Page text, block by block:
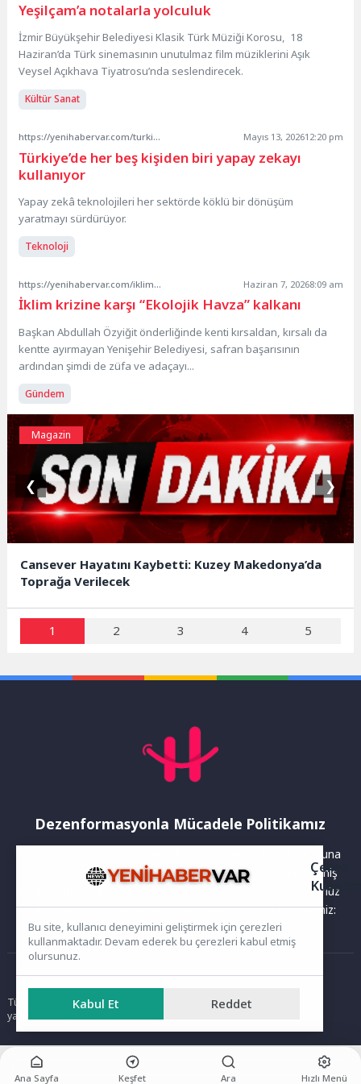
Yeşilçam’a notalarla yolculuk
İzmir Büyükşehir Belediyesi Klasik Türk Müziği Korosu, 18
Haziran’da Türk sinemasının unutulmaz film müziklerini Aşık
Veysel Açıkhava Tiyatrosu’nda seslendirecek.
Kültür Sanat
https://yenihabervar.com/turkiyede-her-bes-kisiden-biri-yapay-zekayi-kullaniyor/ Mayıs 13, 202612:20 pm
Türkiye’de her beş kişiden biri yapay zekayı
kullanıyor
Yapay zekâ teknolojileri her sektörde köklü bir dönüşüm
yaratmayı sürdürüyor.
Teknoloji
https://yenihabervar.com/iklim-krizine-karsi-ekolojik-havza-kalkani/ Haziran 7, 20268:09 am
İklim krizine karşı “Ekolojik Havza” kalkanı
Başkan Abdullah Özyiğit önderliğinde kenti kırsaldan, kırsalı da
kentte ayırmayan Yenişehir Belediyesi, safran başarısının
ardından şimdi de züfa ve adaçayı...
Gündem
Magazin
Cansever Hayatını Kaybetti: Kuzey Makedonya’da
Toprağa Verilecek
❮ ❯
1 2 3 4 5
Dezenformasyonla Mücadele Politikamız
Yayınlanan haberler doğruluk ilkesi gözetilerek hazırlanır. Buna
rağmen bazı içeriklerde eksik, hatalı veya güncelliğini yitirmiş
bilgiler bulunabilir.Yanlış veya yanıltıcı olduğunu düşündüğünüz
haberleri aşağıdaki iletişim kanallarından bize bildirebilirsiniz:
Ana Sayfa
Tüm hakları saklıdır. Sitede yer alan içerikler izinsiz kopyalanamaz,
yayımlanamaz ve kullanılamaz.
Ana Sayfa Keşfet Ara Hızlı Menü
Çerez
Bu site, kullanıcı deneyimini geliştirmek için çerezleri
kullanmaktadır. Devam ederek bu çerezleri kabul etmiş
olursunuz.
Kabul Et Reddet